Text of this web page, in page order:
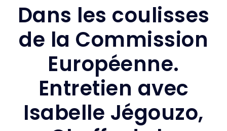
Dans les coulisses
de la Commission
Européenne.
Entretien avec
Isabelle Jégouzo,